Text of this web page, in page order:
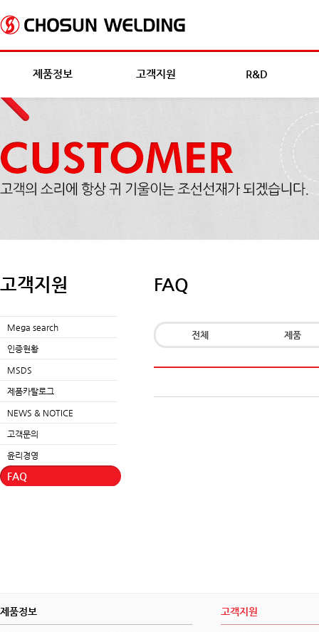
제품정보 고객지원 R&D
고객지원
Mega search
인증현황
MSDS
제품카탈로그
NEWS & NOTICE
고객문의
윤리경영
FAQ
FAQ
전체 제품
제품정보 고객지원